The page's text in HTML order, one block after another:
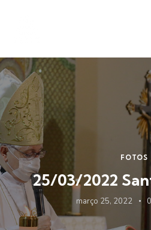
FOTOS
25/03/2022
março 25, 2022 0